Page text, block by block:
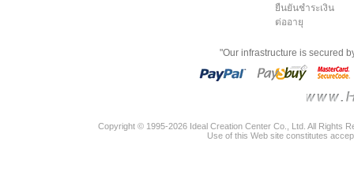
ยืนยันชำระเงิน
ต่ออายุ
"Our infrastructure is secured
Copyright © 1995-2026 Ideal Creation Center Co., Ltd. All Rights
Use of this Web site constitutes